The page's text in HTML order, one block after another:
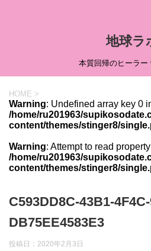
地球ラ
本質回帰のヒーラー
HOME >
Warning: Undefined array key 0
/home/ru201963/
content/themes/stinger8/
Warning: Attempt to read
/home/ru201963/
content/themes/stinger8/
C593DD8C-43B1-
DB75EE4583E3
投稿日： 2020年2月3日